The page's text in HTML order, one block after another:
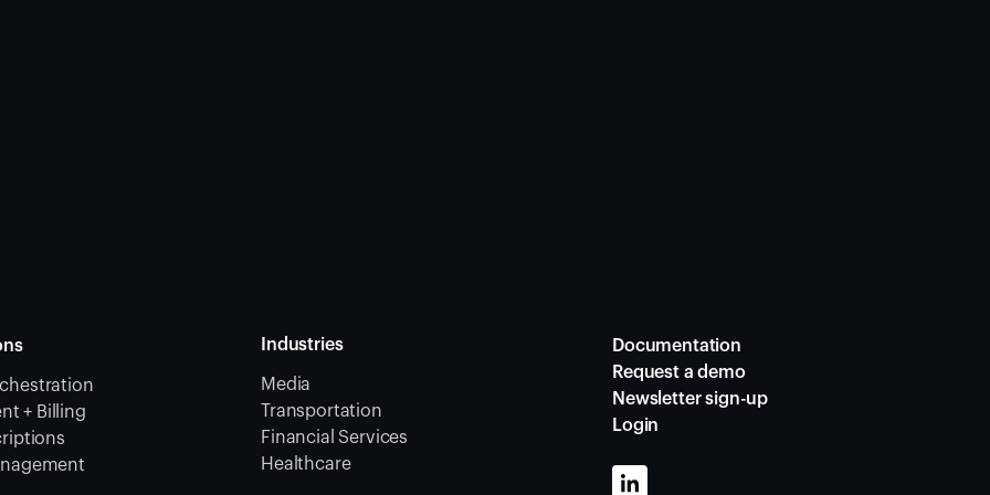
+ Billing
Industries
Media
Transportation
Financial Services
Healthcare
Documentation
Request a demo
Newsletter sign-up
Login